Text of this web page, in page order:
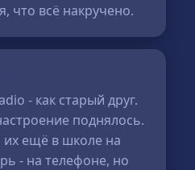
что всё накручено.
- как старый друг.
поднялось.
ещё в школе на
- на телефоне, но